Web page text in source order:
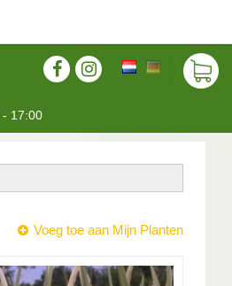
- 17:00
Voeg toe aan Mijn Planten